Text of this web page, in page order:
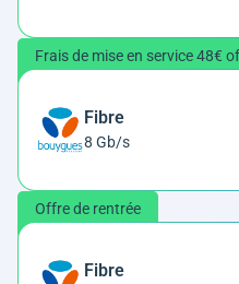
Frais de mise en service 48€
Fibre
8 Gb/s
Offre de rentrée
Fibre